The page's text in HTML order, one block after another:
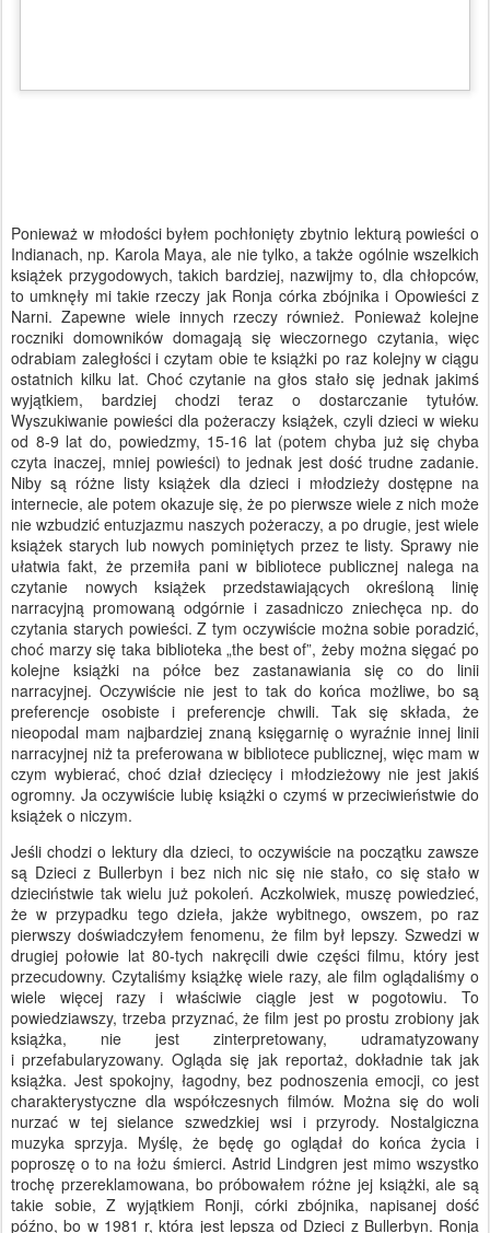
Ponieważ w młodości byłem pochłonięty zbytnio lekturą powieści o
Indianach, np. Karola Maya, ale nie tylko, a także ogólnie wszelkich
książek przygodowych, takich bardziej, nazwijmy to, dla chłopców,
to umknęły mi takie rzeczy jak Ronja córka zbójnika i Opowieści z
Narni. Zapewne wiele innych rzeczy również. Ponieważ kolejne
roczniki domowników domagają się wieczornego czytania, więc
odrabiam zaległości i czytam obie te książki po raz kolejny w ciągu
ostatnich kilku lat. Choć czytanie na głos stało się jednak jakimś
wyjątkiem, bardziej chodzi teraz o dostarczanie tytułów.
Wyszukiwanie powieści dla pożeraczy książek, czyli dzieci w wieku
od 8-9 lat do, powiedzmy, 15-16 lat (potem chyba już się chyba
czyta inaczej, mniej powieści) to jednak jest dość trudne zadanie.
Niby są różne listy książek dla dzieci i młodzieży dostępne na
internecie, ale potem okazuje się, że po pierwsze wiele z nich może
nie wzbudzić entuzjazmu naszych pożeraczy, a po drugie, jest wiele
książek starych lub nowych pominiętych przez te listy. Sprawy nie
ułatwia fakt, że przemiła pani w bibliotece publicznej nalega na
czytanie nowych książek przedstawiających określoną linię
narracyjną promowaną odgórnie i zasadniczo zniechęca np. do
czytania starych powieści. Z tym oczywiście można sobie poradzić,
choć marzy się taka biblioteka „the best of”, żeby można sięgać po
kolejne książki na półce bez zastanawiania się co do linii
narracyjnej. Oczywiście nie jest to tak do końca możliwe, bo są
preferencje osobiste i preferencje chwili. Tak się składa, że
nieopodal mam najbardziej znaną księgarnię o wyraźnie innej linii
narracyjnej niż ta preferowana w bibliotece publicznej, więc mam w
czym wybierać, choć dział dziecięcy i młodzieżowy nie jest jakiś
ogromny. Ja oczywiście lubię książki o czymś w przeciwieństwie do
książek o niczym.
Jeśli chodzi o lektury dla dzieci, to oczywiście na początku zawsze
są Dzieci z Bullerbyn i bez nich nic się nie stało, co się stało w
dzieciństwie tak wielu już pokoleń. Aczkolwiek, muszę powiedzieć,
że w przypadku tego dzieła, jakże wybitnego, owszem, po raz
pierwszy doświadczyłem fenomenu, że film był lepszy. Szwedzi w
drugiej połowie lat 80-tych nakręcili dwie części filmu, który jest
przecudowny. Czytaliśmy książkę wiele razy, ale film oglądaliśmy o
wiele więcej razy i właściwie ciągle jest w pogotowiu. To
powiedziawszy, trzeba przyznać, że film jest po prostu zrobiony jak
książka, nie jest zinterpretowany, udramatyzowany
i przefabularyzowany. Ogląda się jak reportaż, dokładnie tak jak
książka. Jest spokojny, łagodny, bez podnoszenia emocji, co jest
charakterystyczne dla współczesnych filmów. Można się do woli
nurzać w tej sielance szwedzkiej wsi i przyrody. Nostalgiczna
muzyka sprzyja. Myślę, że będę go oglądał do końca życia i
poproszę o to na łożu śmierci. Astrid Lindgren jest mimo wszystko
trochę przereklamowana, bo próbowałem różne jej książki, ale są
takie sobie, Z wyjątkiem Ronji, córki zbójnika, napisanej dość
późno, bo w 1981 r, która jest lepsza od Dzieci z Bullerbyn. Ronja